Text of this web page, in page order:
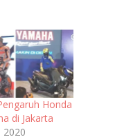
Honda
di Jakarta
2020